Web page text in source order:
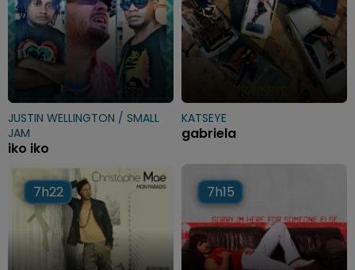
JUSTIN WELLINGTON / SMALL
JAM
iko iko
KATSEYE
gabriela
7h22
7h22 7h15
7h15